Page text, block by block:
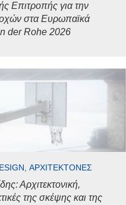
Επιτροπής για την
στα Ευρωπαϊκά
der Rohe 2026
ΑΡΧΙΤΈΚΤΟΝΕΣ
Αρχιτεκτονική,
της σκέψης και της